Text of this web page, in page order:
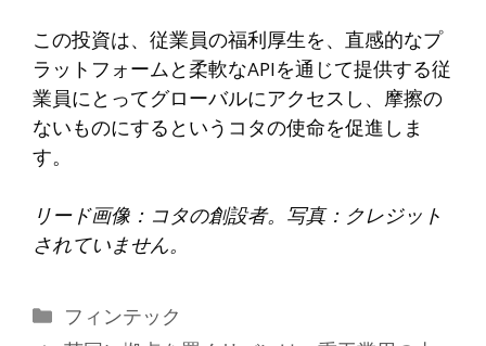
この投資は、従業員の福利厚生を、直感的なプ
ラットフォームと柔軟なAPIを通じて提供する従
業員にとってグローバルにアクセスし、摩擦の
ないものにするというコタの使命を促進しま
す。
リード画像：コタの創設者。写真：クレジット
されていません。
カ
フィンテック